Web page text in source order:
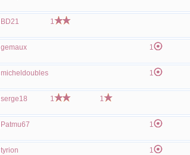
BD21 1
gemaux 1
micheldoubles 1
serge18 1 1
Patmu67 1
tyrion 1